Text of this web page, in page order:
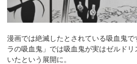
漫画では絶滅したとされている吸血鬼
ラの吸血鬼」では吸血鬼が実はゼルド
いたという展開に。